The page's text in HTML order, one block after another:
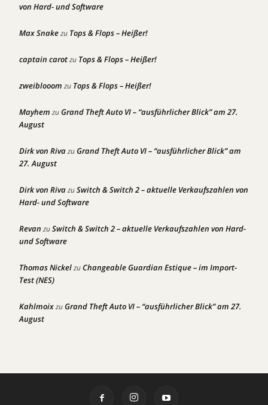
von Hard- und Software
Max Snakezu Tops & Flops – Heißer!
captain carotzu Tops & Flops – Heißer!
zweiblooom zu Tops & Flops – Heißer!
Mayhem zuGrand Theft Auto VI – “ausführlicher Blick” am 27.
August
Dirk von RivazuGrand Theft Auto VI – “ausführlicher Blick” am
27. August
Dirk von RivazuSwitch & Switch 2 – aktuelle Verkaufszahlen von
Hard- und Software
Revan zuSwitch & Switch 2 – aktuelle Verkaufszahlen von Hard-
und Software
Thomas NickelzuChangeable Guardian Estique – im Import-
Test (NES)
KahlmoixzuGrand Theft Auto VI – “ausführlicher Blick” am 27.
August